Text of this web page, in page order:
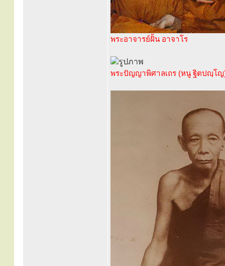
พระอาจารย์ฝั้น อาจาโร
พระปัญญาพิศาลเถร (หนู ฐิตปญฺโญ